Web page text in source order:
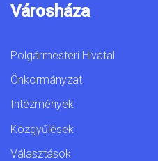
Városháza
Polgármesteri Hivatal
Önkormányzat
Intézmények
Közgyűlések
Választások